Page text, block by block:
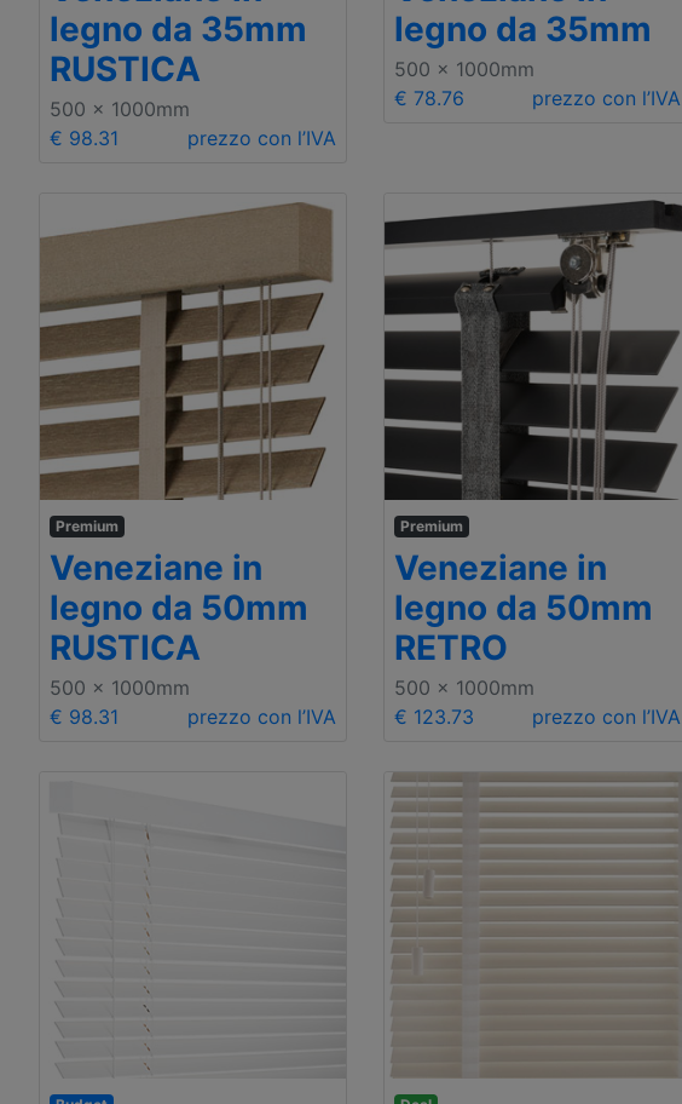
legno da 35mm
RUSTICA
500 x 1000mm
€ 98.31
prezzo con l’IVA
legno da 35mm
500 x 1000mm
€ 78.76
prezzo con l’IVA
Premium
Veneziane in
legno da 50mm
RUSTICA
500 x 1000mm
€ 98.31
prezzo con l’IVA
Premium
Veneziane in
legno da 50mm
RETRO
500 x 1000mm
€ 123.73
prezzo con l’IVA